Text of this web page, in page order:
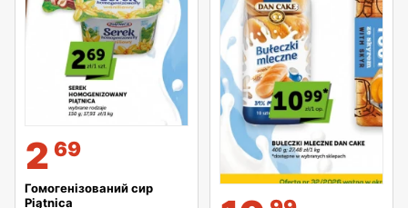
2 69
Гомогенізований сир
Piątnica